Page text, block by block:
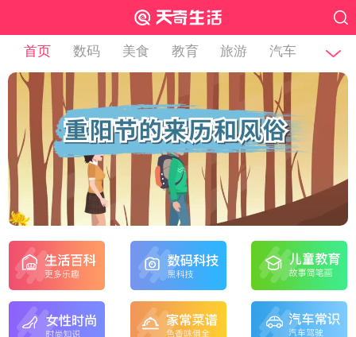
首页 数码 美食 教育 旅游 汽车